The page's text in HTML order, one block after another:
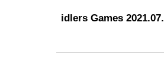
idlers Games 2021.07.